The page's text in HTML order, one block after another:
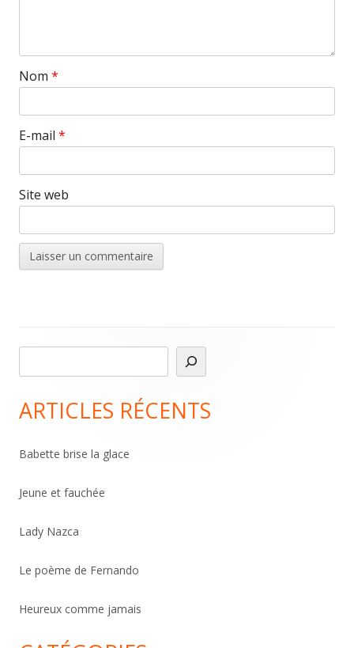
Nom *
E-mail *
Site web
Sidebar
e
h
c
e
ARTICLES RÉCENTS
Babette brise la glace
Jeune et fauchée
Lady Nazca
Le poème de Fernando
Heureux comme jamais